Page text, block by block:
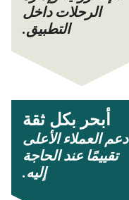
الرحلات داخل
التطبيق.
أبحر بكل ثقة
دعم العملاء الأعلى
تقييمًا عند الحاجة
إليه.